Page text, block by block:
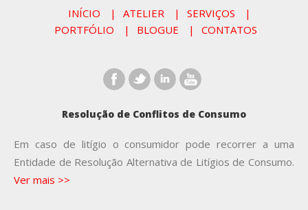
INÍCIO ATELIER
SERVIÇOS
PORTFÓLIO
BLOGUE CONTATOS
Resolução de Conflitos de Consumo
Em caso de litígio o consumidor pode recorrer a uma
Entidade de Resolução Alternativa de Litígios de Consumo.
Ver mais >>